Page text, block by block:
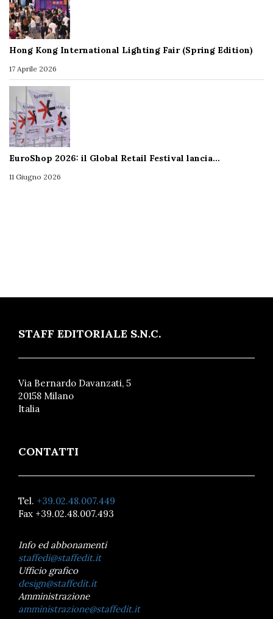
Hong Kong International Lighting Fair (Spring Edition)
17 Aprile 2026
EuroShop 2026: il Global Retail Festival lancia…
11 Giugno 2026
STAFF EDITORIALE S.N.C.
Via Bernardo Davanzati, 5
20158 Milano
Italia
CONTATTI
Tel. +39.02.48.007.449
Fax +39.02.48.007.493
Info ed abbonamenti
staffedi@staffedit.it
Ufficio grafico
design@staffedit.it
Amministrazione
amministrazione@staffedit.it